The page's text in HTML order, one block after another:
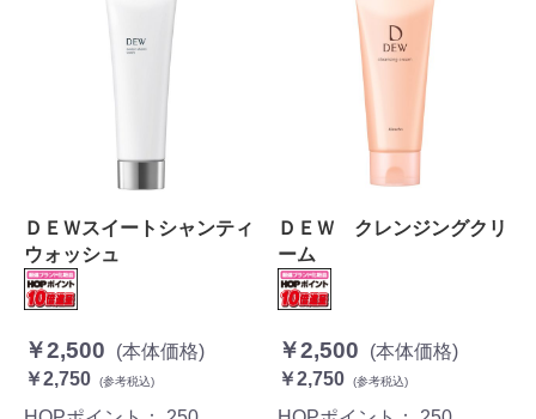
ＤＥＷスイートシャンティ
ウォッシュ
￥2,500
(本体価格)
￥2,750
(参考税込)
ＤＥＷ クレンジングクリ
ーム
￥2,500
(本体価格)
￥2,750
(参考税込)